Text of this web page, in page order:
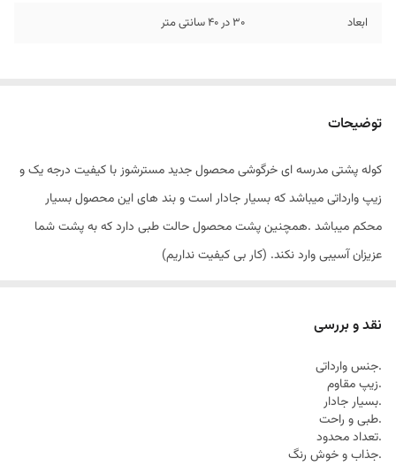
ابعاد 30 در 40 سانتی متر
توضیحات
کوله پشتی مدرسه ای خرگوشی محصول جدید مسترشوز با کیفیت درجه یک و
زیپ وارداتی میباشد که بسیار جادار است و بند های این محصول بسیار
محکم میباشد .همچنین پشت محصول حالت طبی دارد که به پشت شما
عزیزان آسیبی وارد نکند. (کار بی کیفیت نداریم)
نقد و بررسی
.جنس وارداتی
.زیپ مقاوم
.بسیار جادار
.طبی و راحت
.تعداد محدود
.جذاب و خوش رنگ